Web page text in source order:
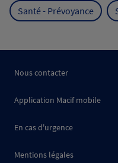
Santé - Prévoyance
Nous contacter
Application Macif mobile
En cas d'urgence
Mentions légales